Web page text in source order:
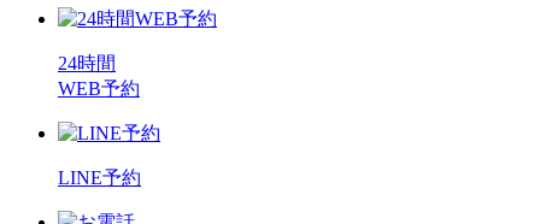
24時間
WEB予約
LINE予約